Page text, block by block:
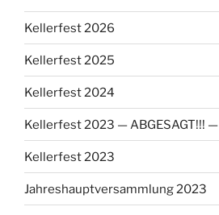
Kellerfest 2026
Kellerfest 2025
Kellerfest 2024
Kellerfest 2023 — ABGESAGT!!! —
Kellerfest 2023
Jahreshauptversammlung 2023